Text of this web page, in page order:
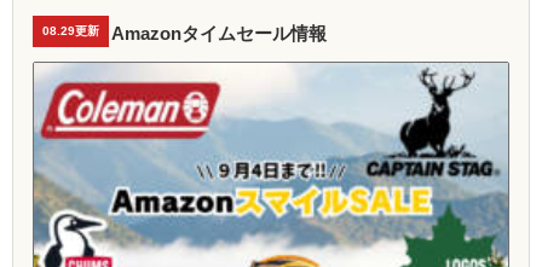
08.29更新 Amazonタイムセール情報